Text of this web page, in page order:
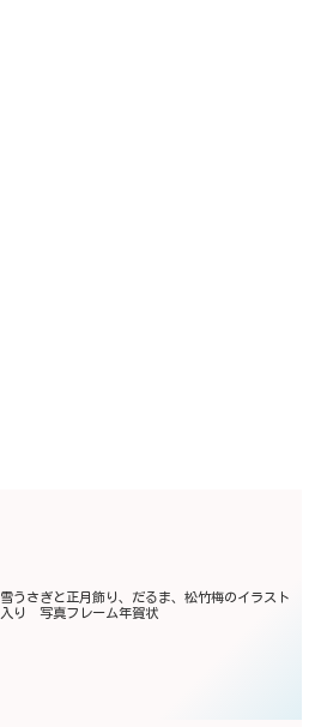
雪うさぎと正月飾り、だるま、松竹梅のイラスト
入り 写真フレーム年賀状